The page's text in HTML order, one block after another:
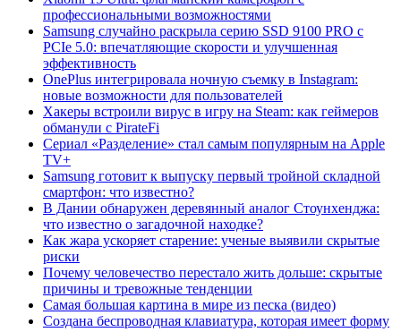
профессиональными возможностями
Samsung случайно раскрыла серию SSD 9100 PRO с
PCIe 5.0: впечатляющие скорости и улучшенная
эффективность
OnePlus интегрировала ночную съемку в Instagram:
новые возможности для пользователей
Хакеры встроили вирус в игру на Steam: как геймеров
обманули с PirateFi
Сериал «Разделение» стал самым популярным на Apple
TV+
Samsung готовит к выпуску первый тройной складной
смартфон: что известно?
В Дании обнаружен деревянный аналог Стоунхенджа:
что известно о загадочной находке?
Как жара ускоряет старение: ученые выявили скрытые
риски
Почему человечество перестало жить дольше: скрытые
причины и тревожные тенденции
Самая большая картина в мире из песка (видео)
Создана беспроводная клавиатура, которая имеет форму